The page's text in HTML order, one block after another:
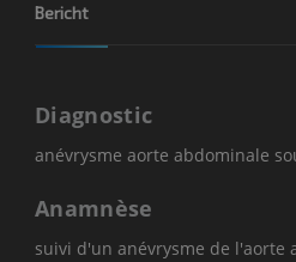
Bericht
Diagnostic
anévrysme aorte abdominale
Anamnèse
suivi d'un anévrysme de l'aorte